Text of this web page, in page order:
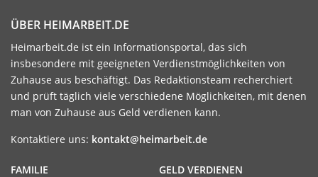
ÜBER HEIMARBEIT.DE
Heimarbeit.de ist ein Informationsportal, das sich
insbesondere mit geeigneten Verdienstmöglichkeiten von
Zuhause aus beschäftigt. Das Redaktionsteam recherchiert
und prüft täglich viele verschiedene Möglichkeiten, mit denen
man von Zuhause aus Geld verdienen kann.
Kontaktiere uns: kontakt@heimarbeit.de
GELD VERDIENEN
FAMILIE